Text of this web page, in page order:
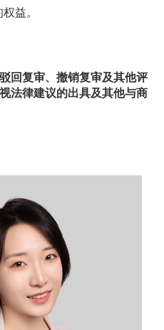
益。
回复审、撤销复审及其他评
法律建议的出具及其他与商